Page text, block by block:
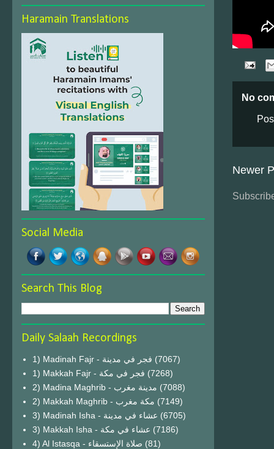
No
Newer
Haramain Translations
Social Media
Search This Blog
Daily Salaah Recordings
1) Madinah Fajr - فجر في مدينة (7067)
1) Makkah Fajr - فجر في مكة (7268)
2) Madina Maghrib - مدينة مغرب (7088)
2) Makkah Maghrib - مكة مغرب (7149)
3) Madinah Isha - عشاء في مدينة (6705)
3) Makkah Isha - عشاء في مكة (7186)
4) Al Istasqa - صلاة الإستسقاء (81)